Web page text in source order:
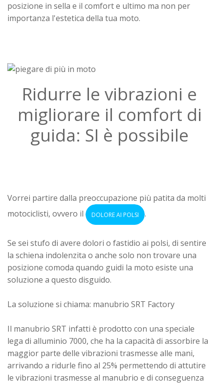
posizione in sella e il comfort e ultimo ma non per
importanza l'estetica della tua moto.
Ridurre le vibrazioni e
migliorare il comfort di
guida: SI è possibile
Vorrei partire dalla preoccupazione più patita da molti
motociclisti, ovvero il
DOLORE AI POLSI .
Se sei stufo di avere dolori o fastidio ai polsi, di sentire
la schiena indolenzita o anche solo non trovare una
posizione comoda quando guidi la moto esiste una
soluzione a questo disguido.
La soluzione si chiama: manubrio SRT Factory
Il manubrio SRT infatti è prodotto con una speciale
lega di alluminio 7000, che ha la capacità di assorbire la
maggior parte delle vibrazioni trasmesse alle mani,
arrivando a ridurle fino al 25% permettendo di attutire
le vibrazioni trasmesse al manubrio e di conseguenza